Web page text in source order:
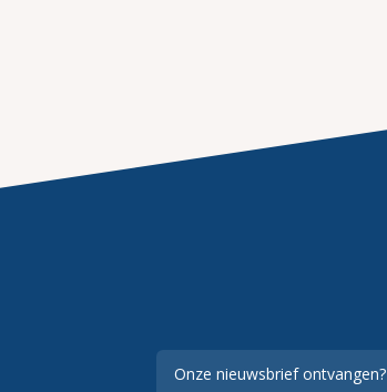
Onze nieuwsbrief ontvangen?